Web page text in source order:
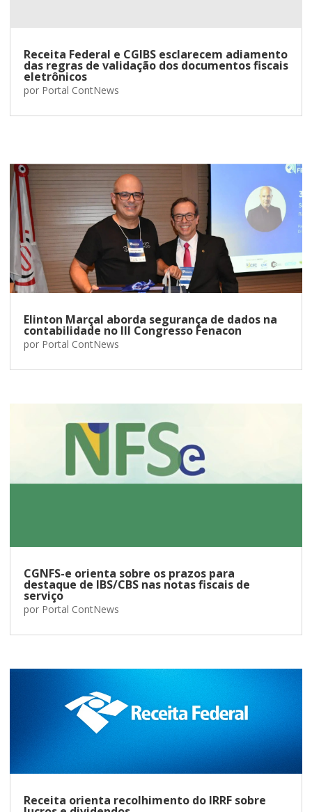
Receita Federal e CGIBS esclarecem adiamento
das regras de validação dos documentos fiscais
eletrônicos
por Portal ContNews
Elinton Marçal aborda segurança de dados na
contabilidade no III Congresso Fenacon
por Portal ContNews
CGNFS-e orienta sobre os prazos para
destaque de IBS/CBS nas notas fiscais de
serviço
por Portal ContNews
Receita orienta recolhimento do IRRF sobre